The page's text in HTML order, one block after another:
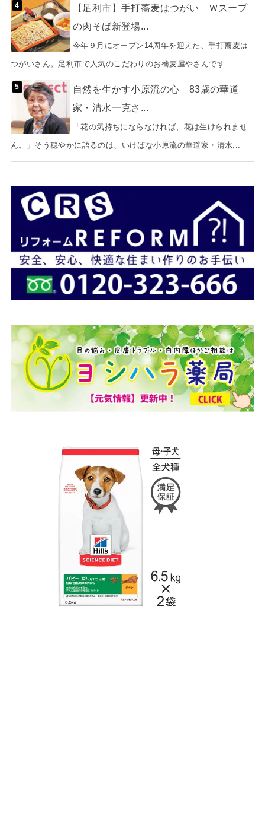
【足利市】手打蕎麦はつがい Ｗスープ
の肉そば新登場...
今年９月にオープン14周年を迎えた、手打蕎麦は
つがいさん。足利市で人気のこだわりのお蕎麦屋やさんです...
自然を生かす小原流の心 83歳の華道
家・清水一克さ...
「花の気持ちにならなければ、花は生けられませ
ん。」そう穏やかに語るのは、いけばな小原流の華道家・清水...